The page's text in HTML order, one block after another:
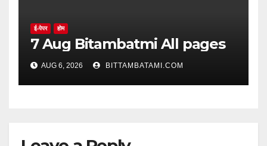
ई-पेपर होम
7 Aug Bitambatmi All pages
AUG 6, 2026 BITTAMBATAMI.COM